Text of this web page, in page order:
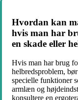
Hvordan kan
hvis man har
en skade eller
Hvis man har brug
helbredsproblem,
specielle funktioner
armlæn og
konsultere en